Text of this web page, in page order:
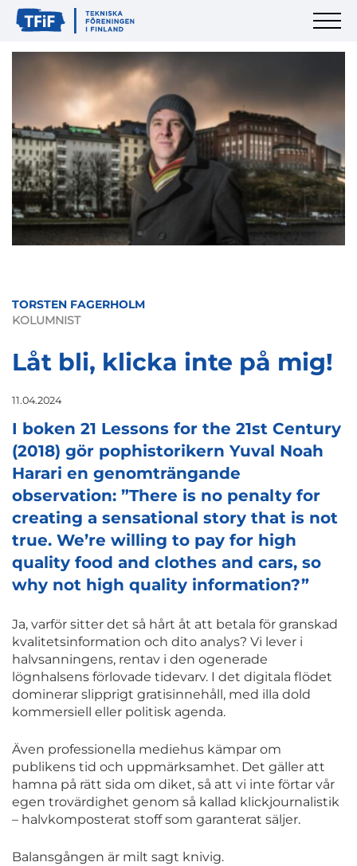
TORSTEN FAGERHOLM
KOLUMNIST
Låt bli, klicka inte på mig!
11.04.2024
I boken 21 Lessons for the 21st Century
(2018) gör pophistorikern Yuval Noah
Harari en genomträngande
observation: ”There is no penalty for
creating a sensational story that is not
true. We’re willing to pay for high
quality food and clothes and cars, so
why not high quality information?”
Ja, varför sitter det så hårt åt att betala för granskad
kvalitetsinformation och dito analys? Vi lever i
halvsanningens, rentav i den ogenerade
lögnhalsens förlovade tidevarv. I det digitala flödet
dominerar slipprigt gratisinnehåll, med illa dold
kommersiell eller politisk agenda.
Även professionella mediehus kämpar om
publikens tid och uppmärksamhet. Det gäller att
hamna på rätt sida om diket, så att vi inte förtar vår
egen trovärdighet genom så kallad klickjournalistik
– halvkomposterat stoff som garanterat säljer.
Balansgången är milt sagt knivig.